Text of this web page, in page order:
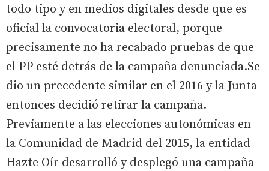
todo tipo y en medios digitales desde que es
oficial la convocatoria electoral, porque
precisamente no ha recabado pruebas de que
el PP esté detrás de la campaña denunciada.Se
dio un precedente similar en el 2016 y la Junta
entonces decidió retirar la campaña.
Previamente a las elecciones autonómicas en
la Comunidad de Madrid del 2015, la entidad
Hazte Oír desarrolló y desplegó una campaña